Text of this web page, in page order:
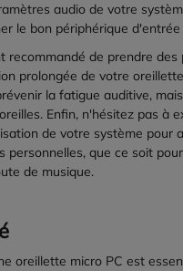
audio de votre
le bon périphérique
recommandé de prendre des
prolongée de votre
la fatigue auditive,
Enfin, n'hésitez pas à
de votre système pour
personnelles, que ce soit
de musique.
oreillette micro PC est